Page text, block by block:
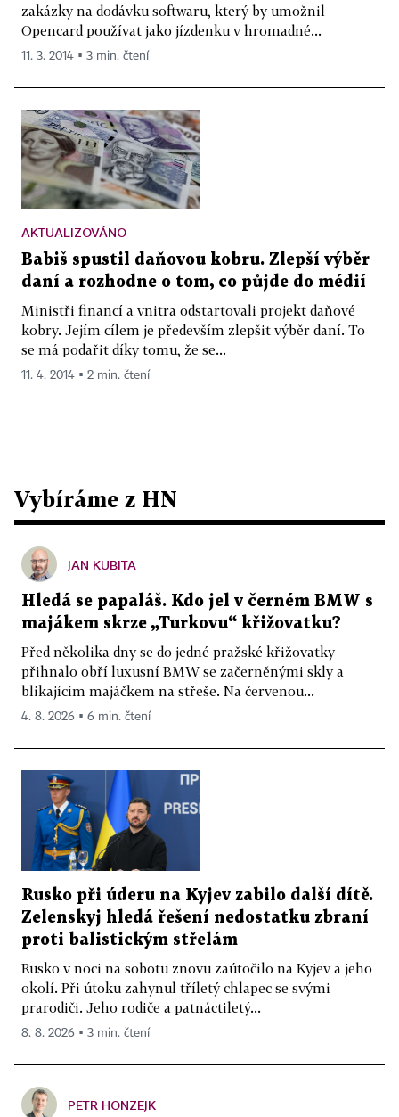
zakázky na dodávku softwaru, který by umožnil
Opencard používat jako jízdenku v hromadné...
11. 3. 2014 ▪ 3 min. čtení
AKTUALIZOVÁNO
Babiš spustil daňovou kobru. Zlepší výběr
daní a rozhodne o tom, co půjde do médií
Ministři financí a vnitra odstartovali projekt daňové
kobry. Jejím cílem je především zlepšit výběr daní. To
se má podařit díky tomu, že se...
11. 4. 2014 ▪ 2 min. čtení
Vybíráme z HN
JAN KUBITA
Hledá se papaláš. Kdo jel v černém BMW s
majákem skrze „Turkovu“ křižovatku?
Před několika dny se do jedné pražské křižovatky
přihnalo obří luxusní BMW se začerněnými skly a
blikajícím majáčkem na střeše. Na červenou...
4. 8. 2026 ▪ 6 min. čtení
Rusko při úderu na Kyjev zabilo další dítě.
Zelenskyj hledá řešení nedostatku zbraní
proti balistickým střelám
Rusko v noci na sobotu znovu zaútočilo na Kyjev a jeho
okolí. Při útoku zahynul tříletý chlapec se svými
prarodiči. Jeho rodiče a patnáctiletý...
8. 8. 2026 ▪ 3 min. čtení
PETR HONZEJK